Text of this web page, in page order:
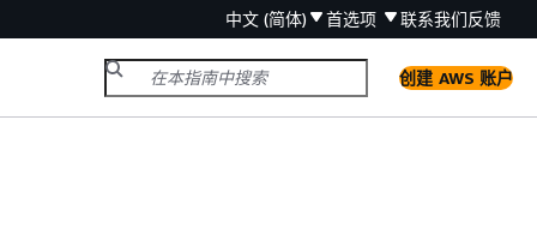
中文 (简体) 首选项 联系我们反馈
创建 AWS 账户